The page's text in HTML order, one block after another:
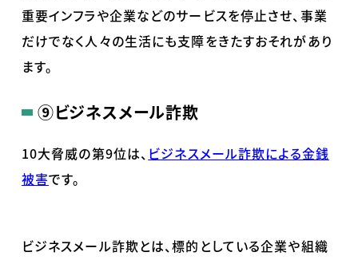
重要インフラや企業などのサービスを停止させ、事業
だけでなく人々の生活にも支障をきたすおそれがあり
ます。
⑨ビジネスメール詐欺
10大脅威の第9位は、 ビジネスメール詐欺による金銭
被害です。
ビジネスメール詐欺とは、標的としている企業や組織